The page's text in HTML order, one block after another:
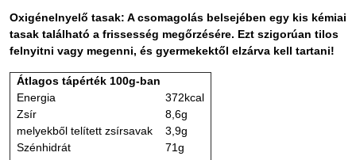
Oxigénelnyelő tasak: A csomagolás belsejében egy kis kémiai
tasak található a frissesség megőrzésére. Ezt szigorúan tilos
felnyitni vagy megenni, és gyermekektől elzárva kell tartani!
Átlagos tápérték 100g-ban
Energia
372kcal
Zsír
8,6g
melyekből telített zsírsavak
3,9g
Szénhidrát
71g